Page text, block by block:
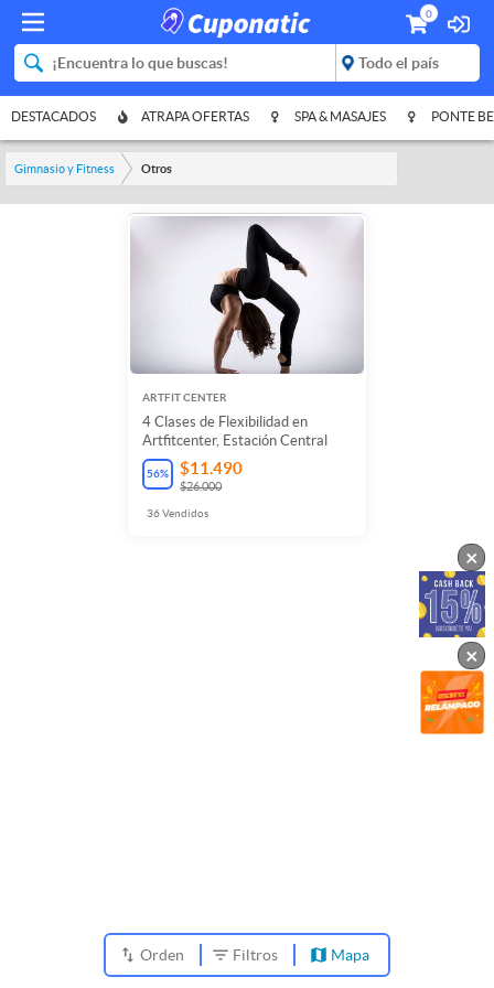
0
DESTACADOS ATRAPA OFERTAS SPA & MASAJES PONTE
Gimnasio y Fitness Otros
ARTFIT CENTER
4 Clases de Flexibilidad en
Artfitcenter, Estación Central
56% $11.490
$26.000
36Vendidos
Orden Filtros Mapa
×
×